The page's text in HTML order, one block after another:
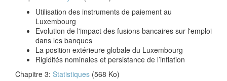
Utilisation des instruments de paiement au
Luxembourg
Evolution de l'impact des fusions bancaires sur l'emploi
dans les banques
La position extérieure globale du Luxembourg
Rigidités nominales et persistance de l’inflation
Chapitre 3: Statistiques (568 Ko)